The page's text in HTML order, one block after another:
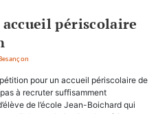
périscolaire
pour un accueil périscolaire de
à recruter suffisamment
de l’école Jean-Boichard qui